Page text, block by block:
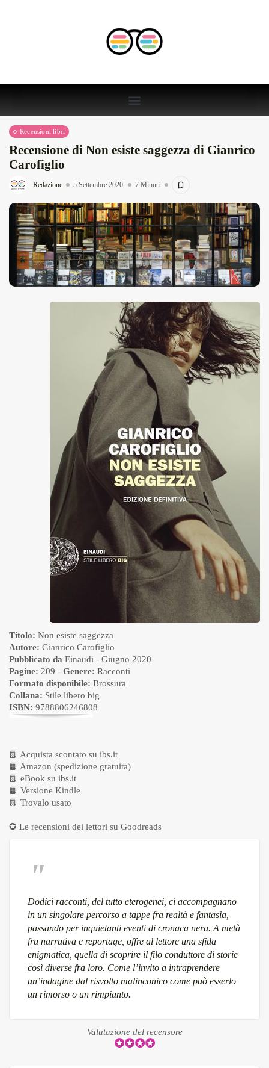
Recensioni libri
Recensione di Non esiste saggezza di Gianrico
Carofiglio
Redazione 5 Settembre 2020 7 Minuti
Titolo: Non esiste saggezza
Autore: Gianrico Carofiglio
Pubblicato da Einaudi - Giugno 2020
Pagine: 209 - Genere: Racconti
Formato disponibile: Brossura
Collana: Stile libero big
ISBN: 9788806246808
📗 Acquista scontato su ibs.it
📙 Amazon (spedizione gratuita)
📗 eBook su ibs.it
📙 Versione Kindle
📗 Trovalo usato
✪ Le recensioni dei lettori su Goodreads
Dodici racconti, del tutto eterogenei, ci accompagnano
in un singolare percorso a tappe fra realtà e fantasia,
passando per inquietanti eventi di cronaca nera. A metà
fra narrativa e reportage, offre al lettore una sfida
enigmatica, quella di scoprire il filo conduttore di storie
così diverse fra loro. Come l’invito a intraprendere
un’indagine dal risvolto malinconico come può esserlo
un rimorso o un rimpianto.
Valutazione del recensore